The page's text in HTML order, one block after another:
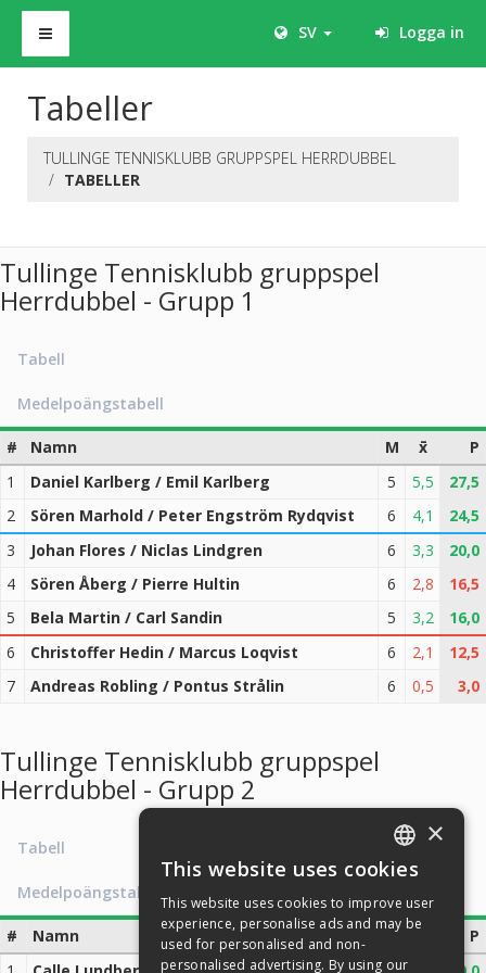
SV Logga in
Tabeller
TULLINGE TENNISKLUBB GRUPPSPEL HERRDUBBEL
TABELLER
Tullinge Tennisklubb gruppspel
Herrdubbel - Grupp 1
Tabell
Medelpoängstabell
# Namn M x̄
P
1
Daniel Karlberg / Emil Karlberg 5 5,5
27,5
2
Sören Marhold / Peter Engström Rydqvist 6 4,1
24,5
3
Johan Flores / Niclas Lindgren 6 3,3
20,0
4
Sören Åberg / Pierre Hultin 6 2,8
16,5
5
Bela Martin / Carl Sandin 5 3,2
16,0
6
Christoffer Hedin / Marcus Loqvist 6 2,1
12,5
7
Andreas Robling / Pontus Strålin 6 0,5 3,0
Tullinge Tennisklubb gruppspel
Herrdubbel - Grupp 2
Tabell
Medelpoängstabell
# Namn M x̄
P
ENGLISH
SWEDISH
×
This website uses cookies
This website uses cookies to improve user
experience, personalise ads and may be
used for personalised and non-
personalised advertising. By using our